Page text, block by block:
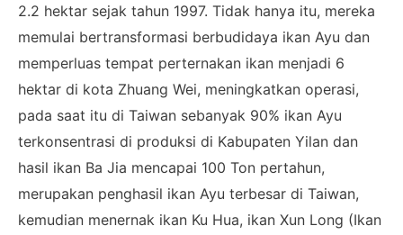
2.2 hektar sejak tahun 1997. Tidak hanya itu, mereka
memulai bertransformasi berbudidaya ikan Ayu dan
memperluas tempat perternakan ikan menjadi 6
hektar di kota Zhuang Wei, meningkatkan operasi,
pada saat itu di Taiwan sebanyak 90% ikan Ayu
terkonsentrasi di produksi di Kabupaten Yilan dan
hasil ikan Ba Jia mencapai 100 Ton pertahun,
merupakan penghasil ikan Ayu terbesar di Taiwan,
kemudian menernak ikan Ku Hua, ikan Xun Long (Ikan